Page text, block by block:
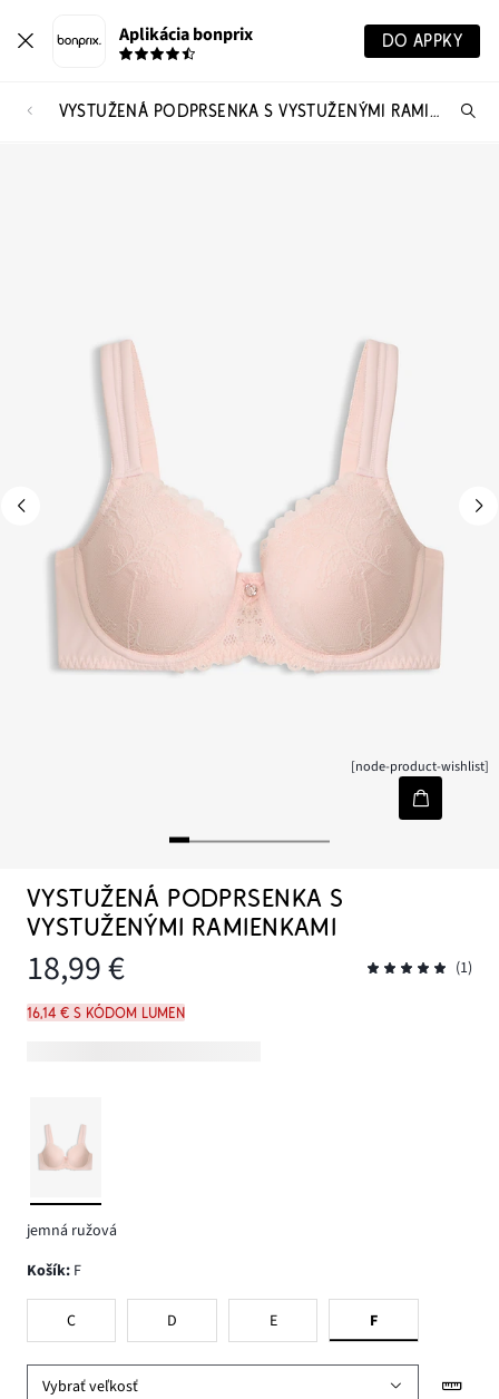
Aplikácia bonprix DO APPKY
VYSTUŽENÁ PODPRSENKA S VYSTUŽENÝMI RAMIENKAMI
[node-product-wishlist]
VYSTUŽENÁ PODPRSENKA S
VYSTUŽENÝMI RAMIENKAMI
18,99 € (1)
16,14 € s kódom LUMEN
jemná ružová
Košík: F
C D E F
Vybrať veľkosť